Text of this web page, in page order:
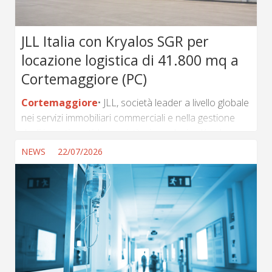
JLL Italia con Kryalos SGR per
locazione logistica di 41.800 mq a
Cortemaggiore (PC)
Cortemaggiore JLL, società leader a livello globale
nei servizi immobiliari commerciali e nella gestione
SGR, in qualità di società di gestione del fondo
proprietario dell'immobile, nella locazione di un asset
logistico a Cortemaggiore, in provincia di Piacenza.
(...) ...
NEWS 22/07/2026